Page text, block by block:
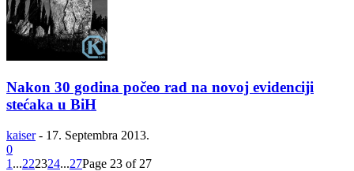
Nakon 30 godina počeo rad na novoj evidenciji
stećaka u BiH
kaiser - 17. Septembra 2013.
0
1 ...222324...27Page 23 of 27